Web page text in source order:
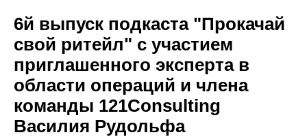
6й выпуск подкаста "Прокачай
свой ритейл" с участием
приглашенного эксперта в
области операций и члена
команды 121Consulting
Василия Рудольфа